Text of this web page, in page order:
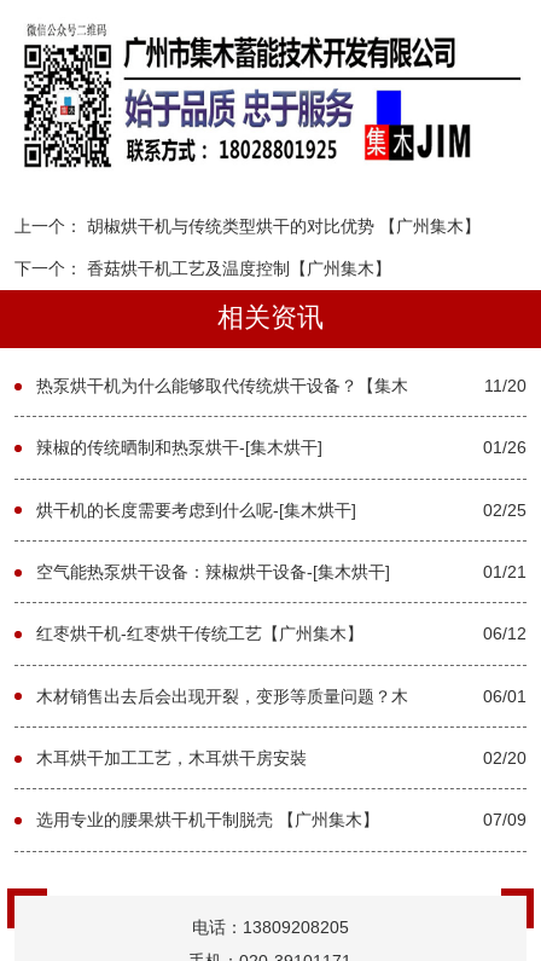
上一个： 胡椒烘干机与传统类型烘干的对比优势 【广州集木】
下一个： 香菇烘干机工艺及温度控制【广州集木】
相关资讯
热泵烘干机为什么能够取代传统烘干设备？【集木
烘干】
11/20
辣椒的传统晒制和热泵烘干-[集木烘干] 01/26
烘干机的长度需要考虑到什么呢-[集木烘干] 02/25
空气能热泵烘干设备：辣椒烘干设备-[集木烘干] 01/21
红枣烘干机-红枣烘干传统工艺【广州集木】 06/12
木材销售出去后会出现开裂，变形等质量问题？木
材烘干机能够减少对企业的损失吗？【广州集木】
06/01
木耳烘干加工工艺，木耳烘干房安裝 02/20
选用专业的腰果烘干机干制脱壳 【广州集木】 07/09
电话：13809208205